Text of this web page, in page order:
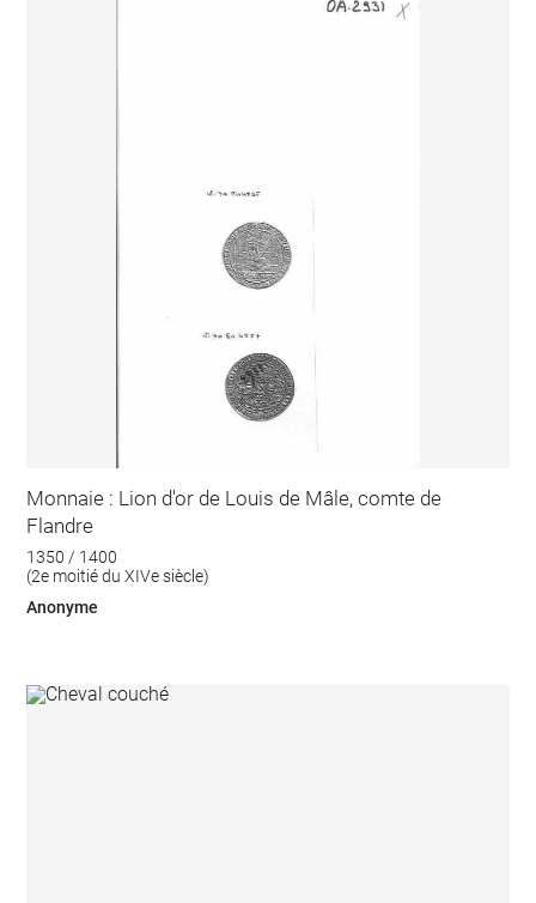
Monnaie : Lion d'or de Louis de Mâle, comte de
Flandre
1350 / 1400
(2e moitié du XIVe siècle)
Anonyme